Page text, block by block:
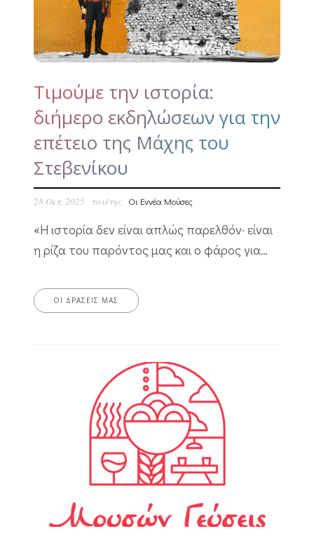
Τιμούμε την ιστορία:
διήμερο εκδηλώσεων για την
επέτειο της Μάχης του
Στεβενίκου
28 Οκτ, 2025 του/της Οι Εννέα Μούσες
«Η ιστορία δεν είναι απλώς παρελθόν· είναι
η ρίζα του παρόντος μας και ο φάρος για…
ΟΙ ΔΡΆΣΕΙΣ ΜΑΣ